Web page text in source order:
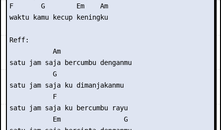
F       G        Em    Am
waktu kamu kecup keningku
Reff:
           Am
satu jam saja bercumbu denganmu
           G
satu jam saja ku dimanjakanmu
           F
satu jam saja ku bercumbu rayu
           Em                G